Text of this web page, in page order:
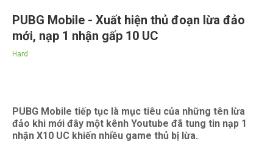
PUBG Mobile - Xuất hiện thủ đoạn lừa đảo
mới, nạp 1 nhận gấp 10 UC
Hard
PUBG Mobile tiếp tục là mục tiêu của những tên lừa
đảo khi mới đây một kênh Youtube đã tung tin nạp 1
nhận X10 UC khiến nhiều game thủ bị lừa.